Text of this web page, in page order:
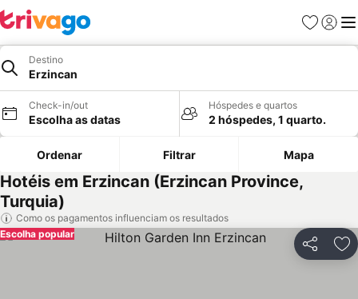
Favoritos
Iniciar
Destino
Erzincan
Check-in/out
Escolha as datas
Hóspedes e quartos
2 hóspedes, 1 quarto.
Ordenar Filtrar Mapa
Hotéis em Erzincan (Erzincan Province,
Turquia)
Como os pagamentos influenciam os resultados
Partilhar
Escolha popular